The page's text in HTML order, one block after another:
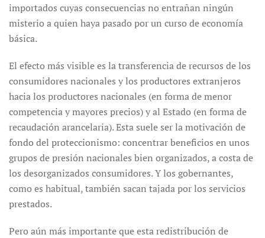
importados cuyas consecuencias no entrañan ningún
misterio a quien haya pasado por un curso de economía
básica.
El efecto más visible es la transferencia de recursos de los
consumidores nacionales y los productores extranjeros
hacia los productores nacionales (en forma de menor
competencia y mayores precios) y al Estado (en forma de
recaudación arancelaria). Esta suele ser la motivación de
fondo del proteccionismo: concentrar beneficios en unos
grupos de presión nacionales bien organizados, a costa de
los desorganizados consumidores. Y los gobernantes,
como es habitual, también sacan tajada por los servicios
prestados.
Pero aún más importante que esta redistribución de